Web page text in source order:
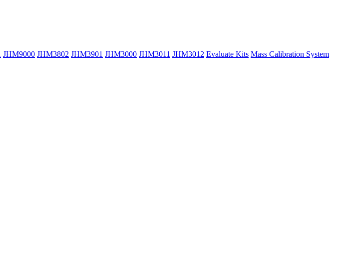
JHM9000 JHM3802 JHM3901 JHM3000 JHM3011 JHM3012 Evaluate Kits Mass Calibration System